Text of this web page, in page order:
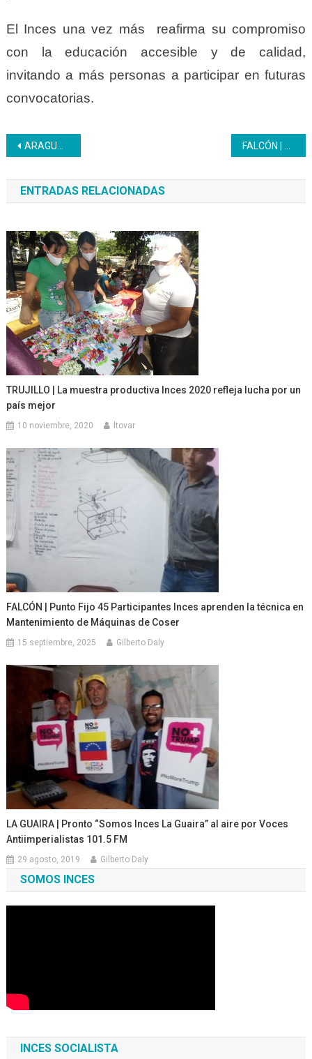
El Inces una vez más reafirma su compromiso
con la educación accesible y de calidad,
invitando a más personas a participar en futuras
convocatorias.
Navegación
de
entradas
ARAGUA | El Inces celebró el Día del Niño
ENTRADAS RELACIONADAS
TRUJILLO | La muestra productiva Inces 2020 refleja lucha por un
país mejor
10 noviembre, 2020 ltovar
FALCÓN | Punto Fijo 45 Participantes Inces aprenden la técnica en
Mantenimiento de Máquinas de Coser
15 septiembre, 2025 Gilberto Daly
LA GUAIRA | Pronto “Somos Inces La Guaira” al aire por Voces
Antiimperialistas 101.5 FM
29 agosto, 2019 Gilberto Daly
SOMOS INCES
INCES SOCIALISTA